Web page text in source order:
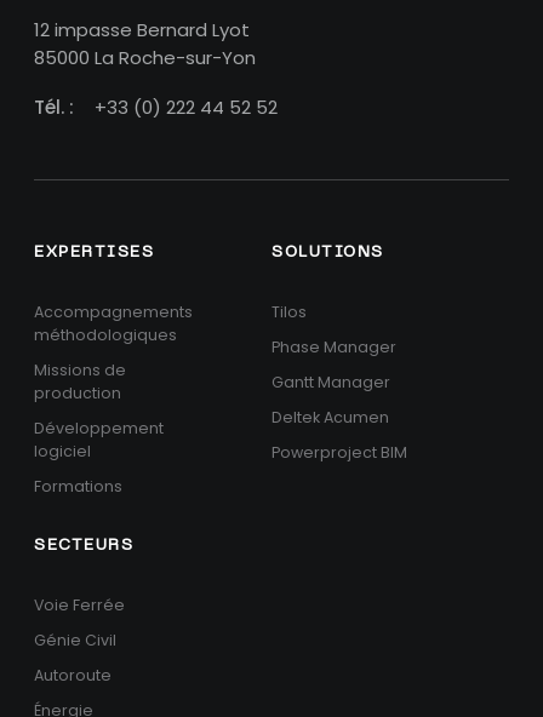
12 impasse Bernard Lyot
85000 La Roche-sur-Yon
Tél. :
+33 (0) 222 44 52 52
EXPERTISES
Accompagnements
méthodologiques
Missions de
production
Développement
logiciel
Formations
SOLUTIONS
Tilos
Phase Manager
Gantt Manager
Deltek Acumen
Powerproject BIM
SECTEURS
Voie Ferrée
Génie Civil
Autoroute
Énergie